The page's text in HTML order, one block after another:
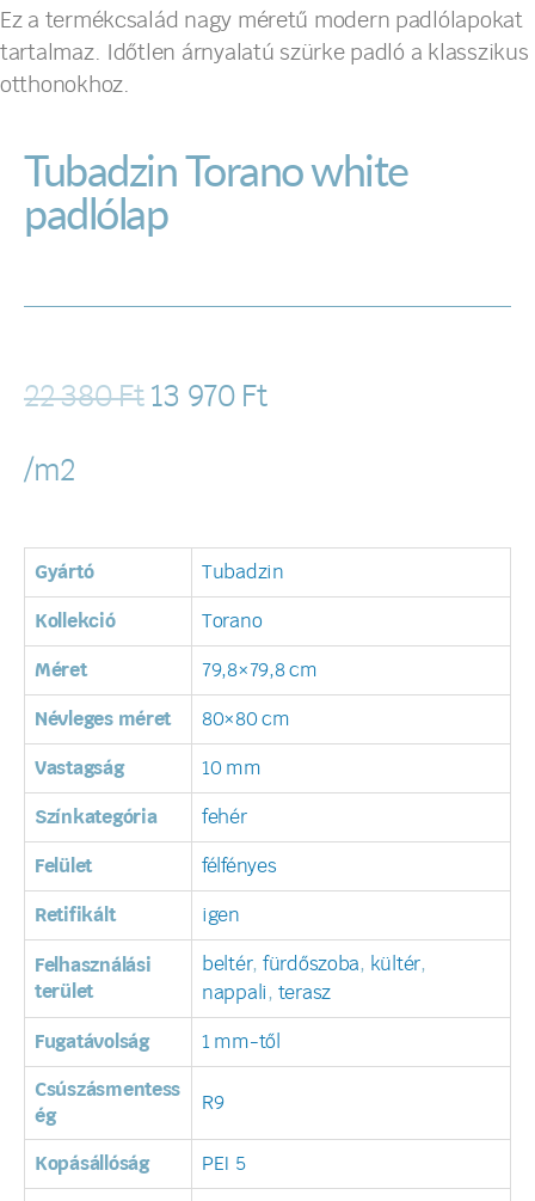
Ez a termékcsalád nagy méretű modern padlólapokat
tartalmaz. Időtlen árnyalatú szürke padló a klasszikus
otthonokhoz.
Tubadzin Torano white
padlólap
22 380Ft 13 970 Ft
/m2
Gyártó Tubadzin
Kollekció Torano
Méret 79,8×79,8 cm
Névleges méret 80×80 cm
Vastagság 10 mm
Színkategória fehér
Felület félfényes
Retifikált igen
Felhasználási
terület
beltér, fürdőszoba, kültér,
nappali, terasz
Fugatávolság 1 mm-től
Csúszásmentess
ég
R9
Kopásállóság PEI 5